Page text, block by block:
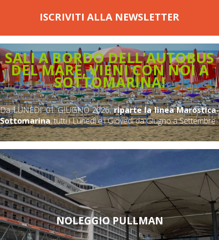
ISCRIVITI ALLA NEWSLETTER
SALI A BORDO DELL'AUTOBUS
DEL MARE, VIENI CON NOI A
SOTTOMARINA!
Da LUNEDI' 01 GIUGNO 2026,riparte la linea Marostica-
Sottomarina, tutti i Lunedì e i Giovedì da Giugno a Settembre.
NOLEGGIO PULLMAN